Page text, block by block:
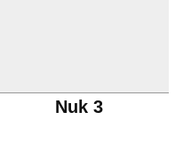
Nuk 3